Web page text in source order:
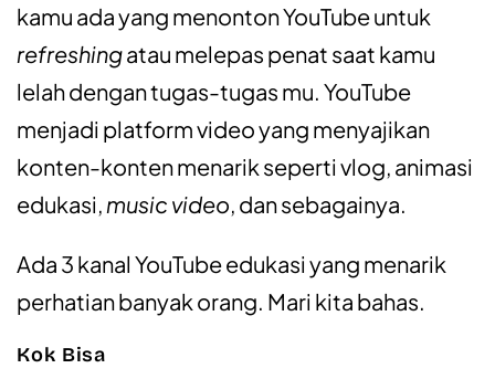
kamu ada yang menonton YouTube untuk
refreshingatau melepas penat saat kamu
lelah dengan tugas-tugas mu. YouTube
menjadi platform video yang menyajikan
konten-konten menarik seperti vlog, animasi
edukasi, music video, dan sebagainya.
Ada 3 kanal YouTube edukasi yang menarik
perhatian banyak orang. Mari kita bahas.
Kok Bisa